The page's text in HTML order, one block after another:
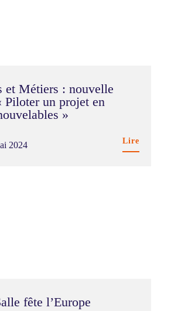
Métiers : nouvelle
Piloter un projet en
»
2024 Lire
fête l’Europe